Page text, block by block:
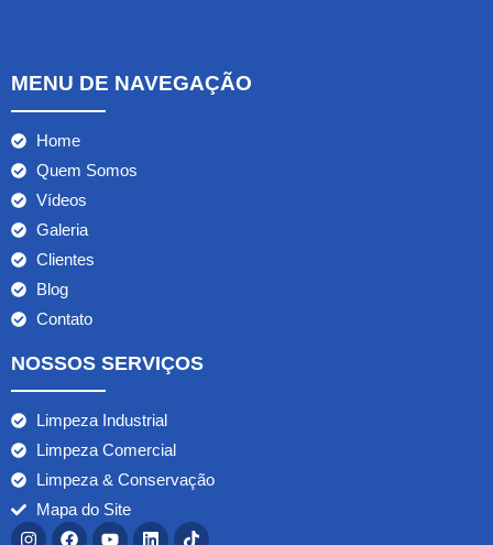
MENU DE NAVEGAÇÃO
Home
Quem Somos
Vídeos
Galeria
Clientes
Blog
Contato
NOSSOS SERVIÇOS
Limpeza Industrial
Limpeza Comercial
Limpeza & Conservação
Mapa do Site